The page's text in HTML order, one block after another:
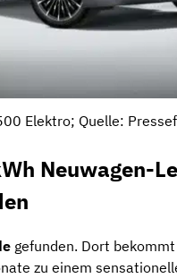
Elektro; Quelle:
Neuwagen-
gefunden. Dort
zu einem